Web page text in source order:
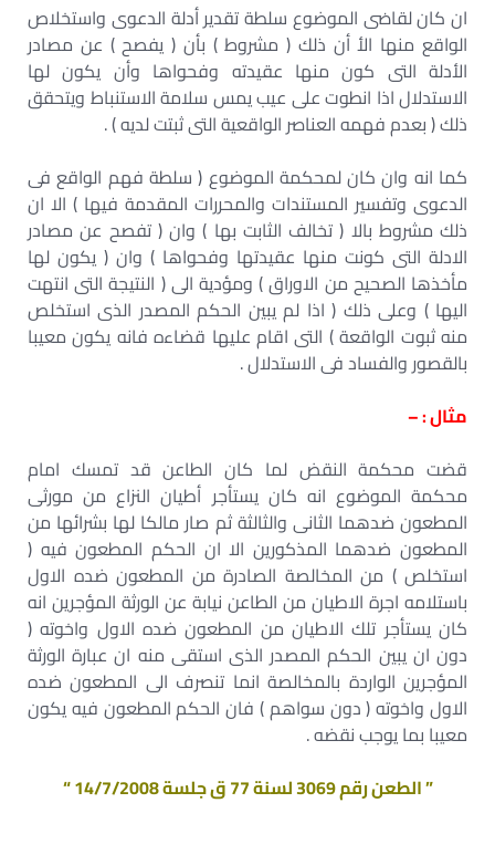
ان كان لقاضى الموضوع سلطة تقدير أدلة الدعوى واستخلاص
الواقع منها الأ أن ذلك ( مشروط ) بأن ( يفصح ) عن مصادر
الأدلة التى كون منها عقيدته وفحواها وأن يكون لها
الاستدلال اذا انطوت على عيب يمس سلامة الاستنباط ويتحقق
ذلك ( بعدم فهمه العناصر الواقعية التى ثبتت لديه ) .
كما انه وان كان لمحكمة الموضوع ( سلطة فهم الواقع فى
الدعوى وتفسير المستندات والمحررات المقدمة فيها ) الا ان
ذلك مشروط بالا ( تخالف الثابت بها ) وان ( تفصح عن مصادر
الادلة التى كونت منها عقيدتها وفحواها ) وان ( يكون لها
مأخذها الصحيح من الاوراق ) ومؤدية الى ( النتيجة التى انتهت
اليها ) وعلى ذلك ( اذا لم يبين الحكم المصدر الذى استخلص
منه ثبوت الواقعة ) التى اقام عليها قضاءه فانه يكون معيبا
بالقصور والفساد فى الاستدلال .
مثال : –
قضت محكمة النقض لما كان الطاعن قد تمسك امام
محكمة الموضوع انه كان يستأجر أطيان النزاع من مورثى
المطعون ضدهما الثانى والثالثة ثم صار مالكا لها بشرائها من
المطعون ضدهما المذكورين الا ان الحكم المطعون فيه (
استخلص ) من المخالصة الصادرة من المطعون ضده الاول
باستلامه اجرة الاطيان من الطاعن نيابة عن الورثة المؤجرين انه
كان يستأجر تلك الاطيان من المطعون ضده الاول واخوته (
دون ان يبين الحكم المصدر الذى استقى منه ان عبارة الورثة
المؤجرين الواردة بالمخالصة انما تنصرف الى المطعون ضده
الاول واخوته ( دون سواهم ) فان الحكم المطعون فيه يكون
معيبا بما يوجب نقضه .
” الطعن رقم 3069 لسنة 77 ق جلسة 14/7/2008 “